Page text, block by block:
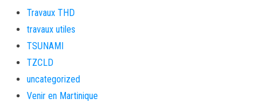
Travaux THD
travaux utiles
TSUNAMI
TZCLD
uncategorized
Venir en Martinique